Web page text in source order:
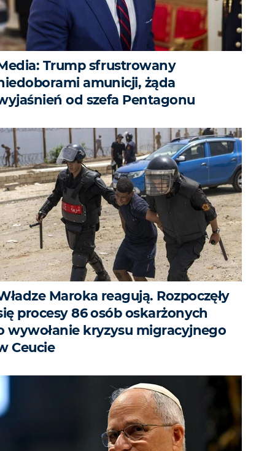
Trump sfrustrowany
amunicji, żąda
od szefa Pentagonu
Maroka reagują. Rozpoczęły
procesy 86 osób oskarżonych
wywołanie kryzysu migracyjnego
Ceucie